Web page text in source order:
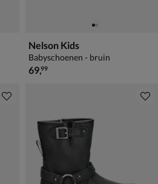
Nelson Kids
Babyschoenen - bruin
€ 69,99
69,99